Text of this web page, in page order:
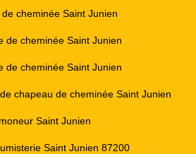
cheminée Saint Junien
de cheminée Saint Junien
de cheminée Saint Junien
chapeau de cheminée Saint Junien
Saint Junien
Saint Junien 87200